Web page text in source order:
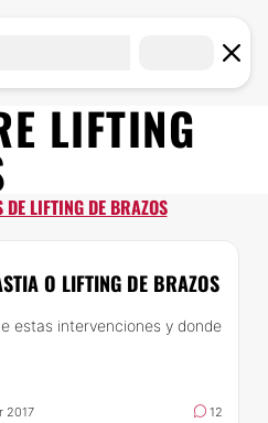
LIFTING
DE LIFTING DE BRAZOS
O LIFTING DE BRAZOS
estas intervenciones y donde
2017 12